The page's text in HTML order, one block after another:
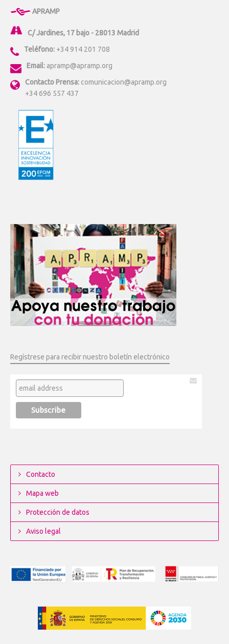
APRAMP
C/ Jardines, 17 bajo - 28013 Madrid
Teléfono: +34 914 201 708
Email: apramp@apramp.org
Contacto Prensa: comunicacion@apramp.org
+34 696 557 437
Regístrese para recibir nuestro boletín electrónico
Contacto
Mapa web
Protección de datos
Aviso legal